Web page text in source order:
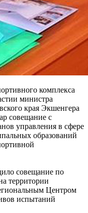
комплекса
министра
края Экшенгера
совещание с
управления в сфере
образований
совещание по
территории
Центром
испытаний